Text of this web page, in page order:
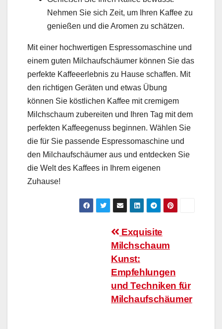
Nehmen Sie sich Zeit, um Ihren Kaffee zu
genießen und die Aromen zu schätzen.
Mit einer hochwertigen Espressomaschine und
einem guten Milchaufschäumer können Sie das
perfekte Kaffeeerlebnis zu Hause schaffen. Mit
den richtigen Geräten und etwas Übung
können Sie köstlichen Kaffee mit cremigem
Milchschaum zubereiten und Ihren Tag mit dem
perfekten Kaffeegenuss beginnen. Wählen Sie
die für Sie passende Espressomaschine und
den Milchaufschäumer aus und entdecken Sie
die Welt des Kaffees in Ihrem eigenen
Zuhause!
Beitragsnavigation
Exquisite
Milchschaum
Kunst:
Empfehlungen
und Techniken für
Milchaufschäumer